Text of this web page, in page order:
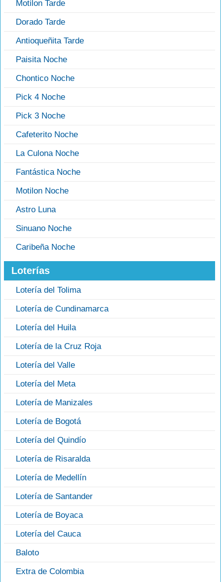
Motilon Tarde
Dorado Tarde
Antioqueñita Tarde
Paisita Noche
Chontico Noche
Pick 4 Noche
Pick 3 Noche
Cafeterito Noche
La Culona Noche
Fantástica Noche
Motilon Noche
Astro Luna
Sinuano Noche
Caribeña Noche
Loterías
Lotería del Tolima
Lotería de Cundinamarca
Lotería del Huila
Lotería de la Cruz Roja
Lotería del Valle
Lotería del Meta
Lotería de Manizales
Lotería de Bogotá
Lotería del Quindío
Lotería de Risaralda
Lotería de Medellín
Lotería de Santander
Lotería de Boyaca
Lotería del Cauca
Baloto
Extra de Colombia